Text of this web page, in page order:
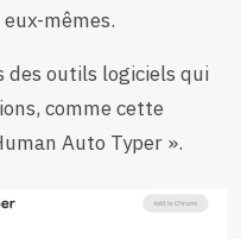
mêmes.
des outils logiciels qui
comme cette
Auto Typer ».